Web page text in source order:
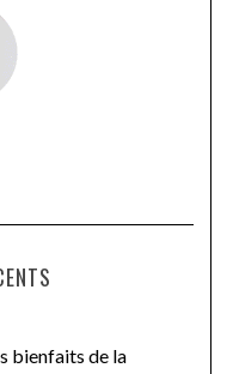
bienfaits de la